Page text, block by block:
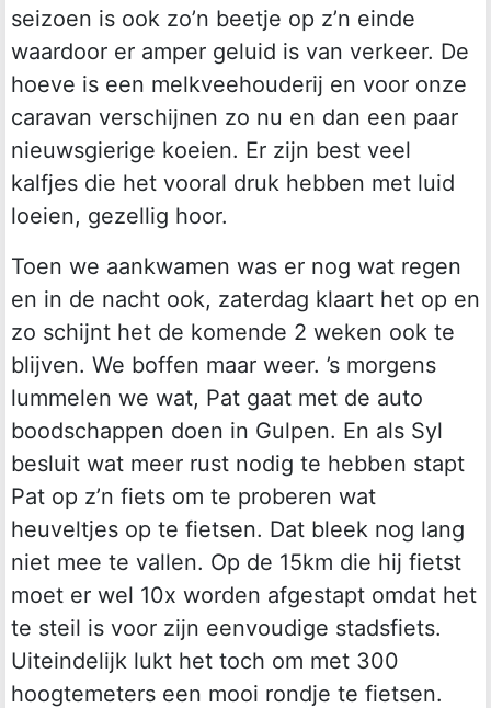
seizoen is ook zo’n beetje op z’n einde
waardoor er amper geluid is van verkeer. De
hoeve is een melkveehouderij en voor onze
caravan verschijnen zo nu en dan een paar
nieuwsgierige koeien. Er zijn best veel
kalfjes die het vooral druk hebben met luid
loeien, gezellig hoor.
Toen we aankwamen was er nog wat regen
en in de nacht ook, zaterdag klaart het op en
zo schijnt het de komende 2 weken ook te
blijven. We boffen maar weer. ’s morgens
lummelen we wat, Pat gaat met de auto
boodschappen doen in Gulpen. En als Syl
besluit wat meer rust nodig te hebben stapt
Pat op z’n fiets om te proberen wat
heuveltjes op te fietsen. Dat bleek nog lang
niet mee te vallen. Op de 15km die hij fietst
moet er wel 10x worden afgestapt omdat het
te steil is voor zijn eenvoudige stadsfiets.
Uiteindelijk lukt het toch om met 300
hoogtemeters een mooi rondje te fietsen.